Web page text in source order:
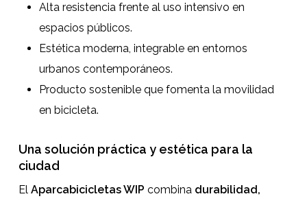
Alta resistencia frente al uso intensivo en
espacios públicos.
Estética moderna, integrable en entornos
urbanos contemporáneos.
Producto sostenible que fomenta la movilidad
en bicicleta.
Una solución práctica y estética para la
ciudad
El Aparcabicicletas WIP combina durabilidad,